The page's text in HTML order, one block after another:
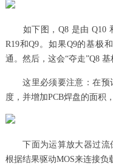
如下图，Q8 是由 Q10
R19和Q9。如果Q9的基极
通。然后，这会“夺走”Q8
这里必须要注意：在预
度，并增加PCB焊盘的面积
下面为运算放大器过流
根据结果驱动MOS来连接负